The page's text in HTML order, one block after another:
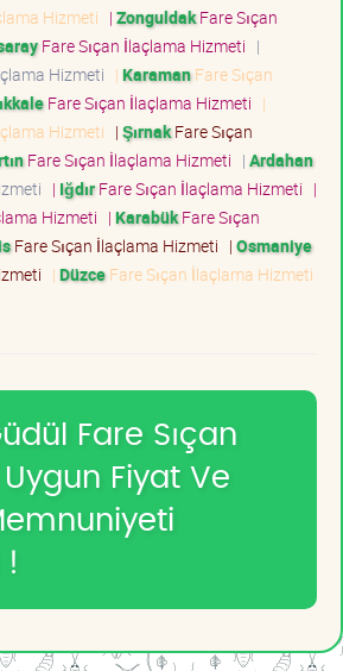
Hizmeti | ZonguldakFare Sıçan
Fare Sıçan İlaçlama Hizmeti |
Hizmeti | KaramanFare Sıçan
Fare Sıçan İlaçlama Hizmeti |
Hizmeti | ŞırnakFare Sıçan
Fare Sıçan İlaçlama Hizmeti | Ardahan
| IğdırFare Sıçan İlaçlama Hizmeti |
Hizmeti | KarabükFare Sıçan
Fare Sıçan İlaçlama Hizmeti | Osmaniye
| DüzceFare Sıçan İlaçlama Hizmeti
Fare Sıçan
Fiyat Ve
!